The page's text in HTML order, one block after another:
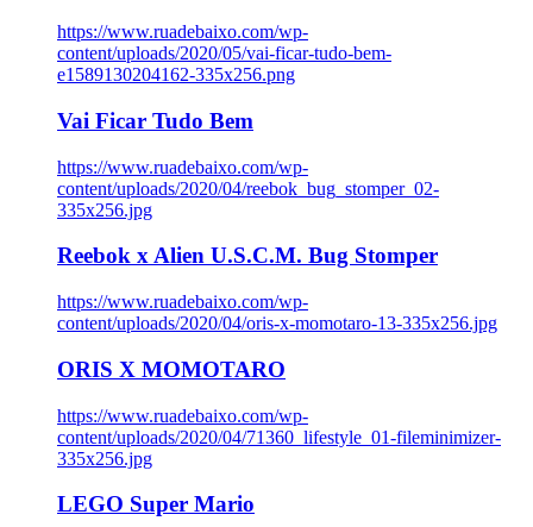
https://www.ruadebaixo.com/wp-
content/uploads/2020/05/vai-ficar-tudo-bem-
e1589130204162-335x256.png
Vai Ficar Tudo Bem
https://www.ruadebaixo.com/wp-
content/uploads/2020/04/reebok_bug_stomper_02-
335x256.jpg
Reebok x Alien U.S.C.M. Bug Stomper
https://www.ruadebaixo.com/wp-
content/uploads/2020/04/oris-x-momotaro-13-335x256.jpg
ORIS X MOMOTARO
https://www.ruadebaixo.com/wp-
content/uploads/2020/04/71360_lifestyle_01-fileminimizer-
335x256.jpg
LEGO Super Mario